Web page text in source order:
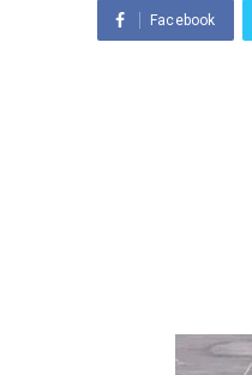
Facebook